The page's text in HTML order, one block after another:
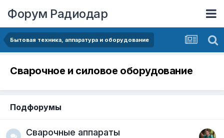
Форум Радиодар
Бытовая техника, аппаратура и оборудование
Сварочное и силовое оборудование
Подфорумы
Сварочные аппараты